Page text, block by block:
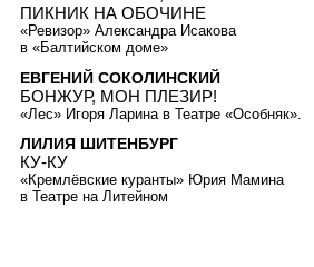
ПИКНИК НА ОБОЧИНЕ
«Ревизор» Александра Исакова
в «Балтийском доме»
ЕВГЕНИЙ СОКОЛИНСКИЙ
БОНЖУР, МОН ПЛЕЗИР!
«Лес» Игоря Ларина в Театре «Особняк».
ЛИЛИЯ ШИТЕНБУРГ
КУ-КУ
«Кремлёвские куранты» Юрия Мамина
в Театре на Литейном